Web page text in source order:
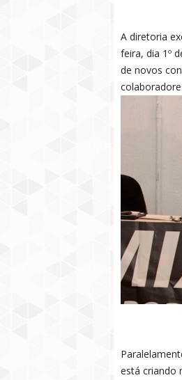
A diretoria
feira, dia 1º
de novos
está criando